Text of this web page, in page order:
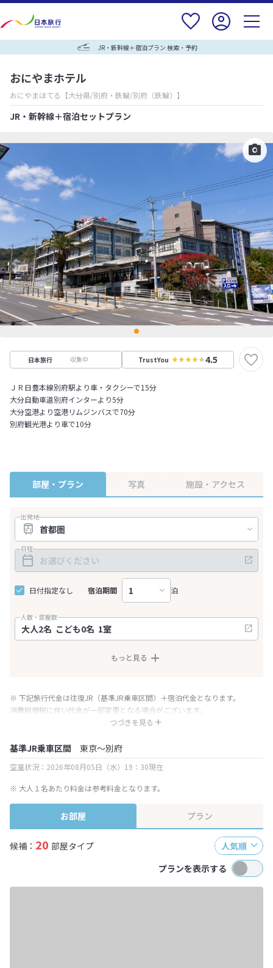
JR・新幹線＋宿泊プラン 検索・予約
おにやまホテル
おにやまほてる 【大分県/別府・鉄輪/別府（鉄輪）】
JR・新幹線＋宿泊セットプラン
日本旅行 収集中 TrustYou 4.5
ＪＲ日豊本線別府駅より車・タクシーで15分
大分自動車道別府インターより5分
大分空港より空港リムジンバスで70分
別府観光港より車で10分
部屋・プラン 写真 施設・アクセス
出発地
日程
日付指定なし 宿泊期間 泊
人数・部屋数
もっと見る
つづきを見る
※ 下記旅行代金は往復JR（基準JR乗車区間）＋宿泊代金となります。
消費税増税に伴い代金が一部変更となる場合がございます。
※ 表示されている旅行代金・プラン内容は一定時間ごとに更新されます。最
基準JR乗車区間 東京～別府
空室状況：2026年08月05日（水）19：30現在
※ 大人１名あたり料金は参考料金となります。
お部屋 プラン
候補： 20 部屋タイプ
人気順
プランを表示する